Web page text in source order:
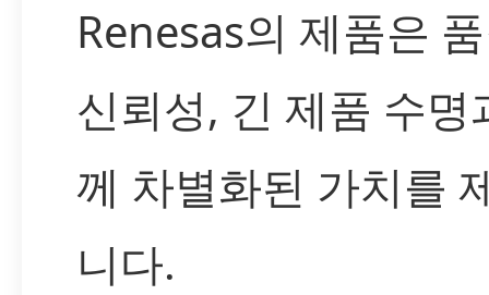
Renesas의 제품은
신뢰성, 긴 제품 수명
께 차별화된 가치를
니다.